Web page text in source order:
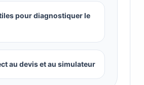
pour diagnostiquer le
au devis et au simulateur